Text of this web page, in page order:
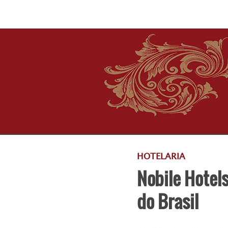
HOTELARIA
Nobile
do Brasil